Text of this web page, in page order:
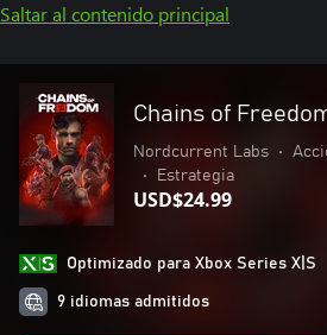
Saltar al contenido principal
Chains of
Nordcurrent Labs •
•
Estrategia
USD$24.99
Optimizado para Xbox Series X|S
9 idiomas admitidos